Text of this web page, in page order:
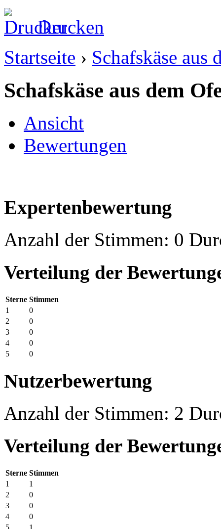
Drucken
Startseite › Schafskäse aus
Schafskäse aus dem
Ansicht
Bewertungen
Expertenbewertung
Anzahl der Stimmen: 0
Verteilung der
Sterne Stimmen
1
0
2
0
3
0
4
0
5
0
Nutzerbewertung
Anzahl der Stimmen: 2
Verteilung der
Sterne Stimmen
1
1
2
0
3
0
4
0